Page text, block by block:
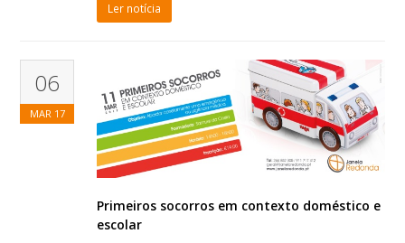
Ler notícia
06
MAR 17
Primeiros socorros em contexto doméstico e
escolar